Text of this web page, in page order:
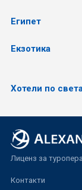
Египет
Екзотика
Хотели по
Лиценз за
Контакти